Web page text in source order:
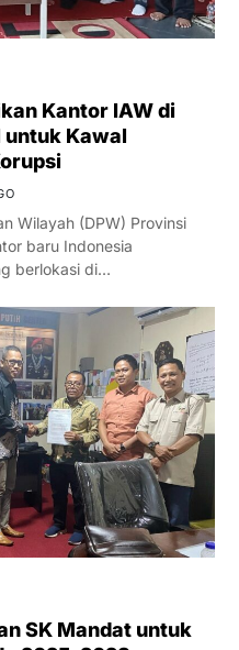
Kantor IAW di
untuk Kawal
Wilayah (DPW) Provinsi
baru Indonesia
berlokasi di…
SK Mandat untuk